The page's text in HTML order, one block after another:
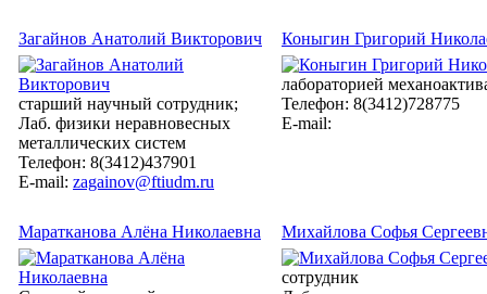
Загайнов Анатолий Викторович
старший научный сотрудник;
Лаб. физики неравновесных
металлических систем
Телефон: 8(3412)437901
E-mail: zagainov@ftiudm.ru
Коныгин Григорий
лабораторией
Телефон: 8(3412)728775
E-mail:
Маратканова Алёна Николаевна Михайлова Софья
сотрудник